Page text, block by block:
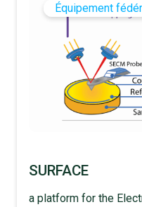
Équipement
SURFACE
a platform for the